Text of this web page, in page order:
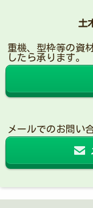
土
重機、型枠等の資
したら承ります。
メールでのお問い